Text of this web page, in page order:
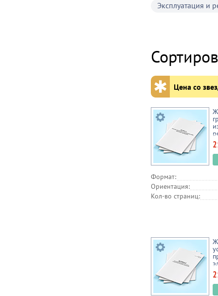
Эксплуатация и
✱ Цена со
Формат:
Ориентация:
Кол-во страниц: